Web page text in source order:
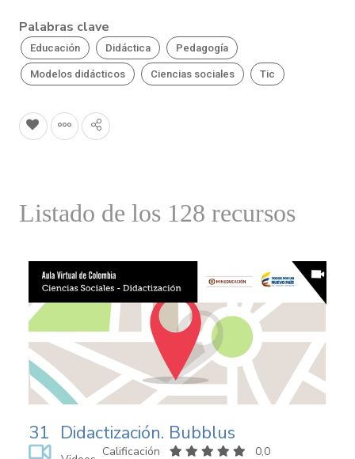
Palabras clave
Educación Didáctica Pedagogía
Modelos didácticos Ciencias sociales Tic
Listado de los 128 recursos
31 Didactización. Bubblus
Calificación 0,0